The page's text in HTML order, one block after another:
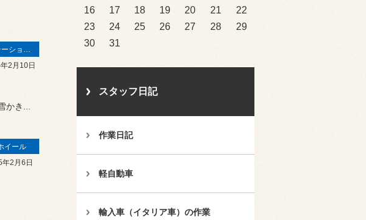
ワゴン・ステーションワゴン
2月10日
き...
イール
2月6日
16
17 18 19 20 21
22
23
24 25 26 27 28
29
30
31
スタッフ日記
作業日記
軽自動車
輸入車（イタリア車）の作業